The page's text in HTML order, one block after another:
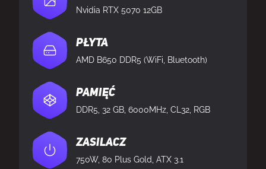
Nvidia RTX 5070 12GB
Płyta
AMD B650 DDR5 (WiFi, Bluetooth)
Pamięć
DDR5, 32 GB, 6000MHz, CL32, RGB
Zasilacz
750W, 80 Plus Gold, ATX 3.1